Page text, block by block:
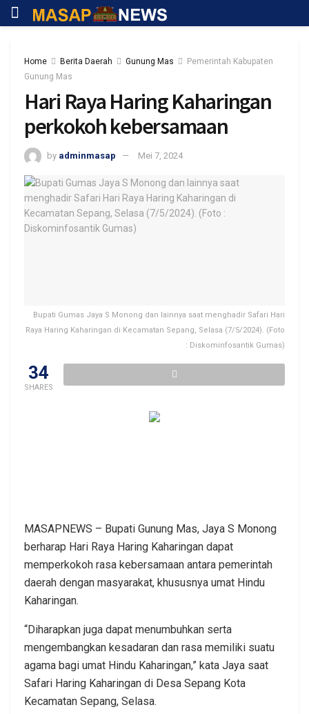
Home Berita Daerah Gunung Mas
Pemerintah Kabupaten
Gunung Mas
Hari Raya Haring Kaharingan
perkokoh kebersamaan
by adminmasap Mei 7, 2024
Bupati Gumas Jaya S Monong dan lainnya saat menghadir Safari Hari
Raya Haring Kaharingan di Kecamatan Sepang, Selasa (7/5/2024). (Foto
: Diskominfosantik Gumas)
34
SHARES
MASAPNEWS – Bupati Gunung Mas, Jaya S Monong
berharap Hari Raya Haring Kaharingan dapat
memperkokoh rasa kebersamaan antara pemerintah
daerah dengan masyarakat, khususnya umat Hindu
Kaharingan.
“Diharapkan juga dapat menumbuhkan serta
mengembangkan kesadaran dan rasa memiliki suatu
agama bagi umat Hindu Kaharingan,” kata Jaya saat
Safari Haring Kaharingan di Desa Sepang Kota
Kecamatan Sepang, Selasa.